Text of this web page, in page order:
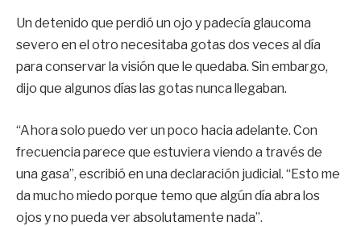
Un detenido que perdió un ojo y padecía glaucoma
severo en el otro necesitaba gotas dos veces al día
para conservar la visión que le quedaba. Sin embargo,
dijo que algunos días las gotas nunca llegaban.
“Ahora solo puedo ver un poco hacia adelante. Con
frecuencia parece que estuviera viendo a través de
una gasa”, escribió en una declaración judicial. “Esto me
da mucho miedo porque temo que algún día abra los
ojos y no pueda ver absolutamente nada”.